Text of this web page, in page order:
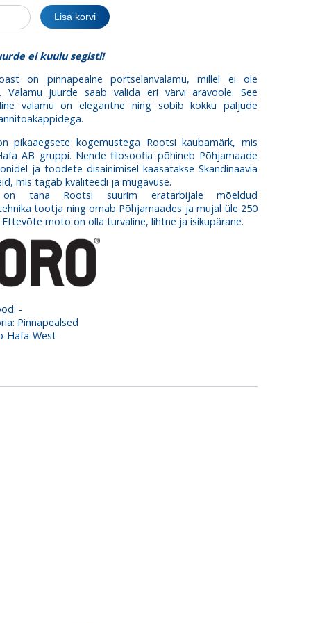
Lisa korvi
ei kuulu segisti!
on pinnapealne portselanvalamu, millel ei ole
Valamu juurde saab valida eri värvi äravoole.See
valamu onelegantne ning sobib kokku paljude
pikaaegsete kogemustega Rootsi kaubamärk, mis
AB gruppi. Nende filosoofia põhineb Põhjamaade
ja toodete disainimisel kaasatakse Skandinaavia
mis tagab kvaliteedi ja mugavuse.
on täna Rootsi suurim eratarbijale mõeldud
tootja ning omab Põhjamaades ja mujal üle 250
moto on olla turvaline, lihtne ja isikupärane.
-
Pinnapealsed
Hafa-West